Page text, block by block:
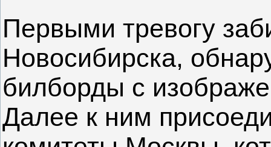
Первыми тревогу
Новосибирска,
билборды с
Далее к ним